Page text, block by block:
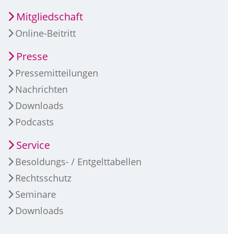
Mitgliedschaft
Online-Beitritt
Presse
Pressemitteilungen
Nachrichten
Downloads
Podcasts
Service
Besoldungs- / Entgelttabellen
Rechtsschutz
Seminare
Downloads